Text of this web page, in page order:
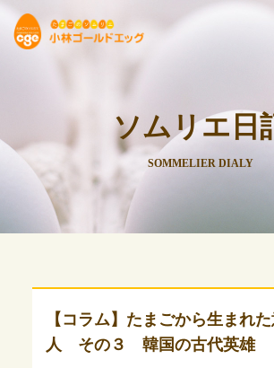
ソムリエ日
SOMMELIER DIALY
【コラム】たまごから生まれ
人 その３ 韓国の古代英雄